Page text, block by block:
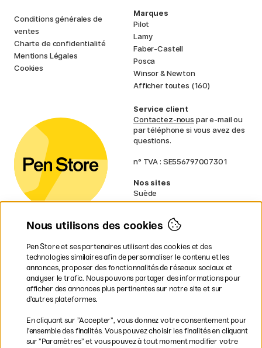
Conditions générales de
ventes
Charte de confidentialité
Mentions Légales
Cookies
Marques
Pilot
Lamy
Faber-Castell
Posca
Winsor & Newton
Afficher toutes (160)
Service client
Contactez-nous par e-mail ou
par téléphone si vous avez des
questions.
n° TVA : SE556797007301
Nos sites
Suède
Norvège
Finlande
Irlande
Pays-Bas
Royaume-Uni
UE
volumineux.
Nous utilisons des cookies
Pen Store et ses partenaires utilisent des cookies et des
technologies similaires afin de personnaliser le contenu et les
annonces, proposer des fonctionnalités de réseaux sociaux et
analyser le trafic. Nous pouvons partager des informations pour
afficher des annonces plus pertinentes sur notre site et sur
d’autres plateformes.
En cliquant sur ”Accepter”, vous donnez votre consentement pour
l’ensemble des finalités. Vous pouvez choisir les finalités en cliquant
sur ”Paramètres” et vous pouvez à tout moment modifier votre